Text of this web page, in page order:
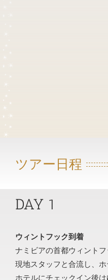
ツアー日程
DAY 1
ウィントフック到着
ナミビアの首都ウィントフ
現地スタッフと合流し、ホ
ホテルにチェックイン後は